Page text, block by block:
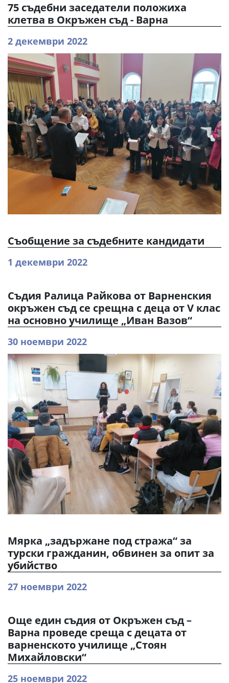
75 съдебни заседатели положиха
клетва в Окръжен съд - Варна
2 декември 2022
Съобщение за съдебните кандидати
1 декември 2022
Съдия Ралица Райкова от Варненския
окръжен съд се срещна с деца от V клас
на основно училище „Иван Вазов“
30 ноември 2022
Мярка „задържане под стража“ за
турски гражданин, обвинен за опит за
убийство
27 ноември 2022
Още един съдия от Окръжен съд –
Варна проведе среща с децата от
варненското училище „Стоян
Михайловски“
25 ноември 2022